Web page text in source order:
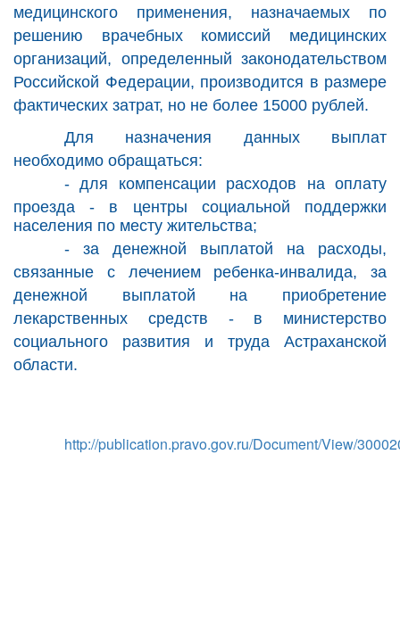
медицинского применения, назначаемых по
решению врачебных комиссий медицинских
организаций, определенный законодательством
Российской Федерации, производится в размере
фактических затрат, но не более 15000 рублей.
Для назначения данных выплат
необходимо обращаться:
- для компенсации расходов на оплату
проезда - в центры социальной поддержки
населения по месту жительства;
- за денежной выплатой на расходы,
связанные с лечением ребенка-инвалида, за
денежной выплатой на приобретение
лекарственных средств - в министерство
социального развития и труда Астраханской
области.
http://publication.pravo.gov.ru/Document/View/